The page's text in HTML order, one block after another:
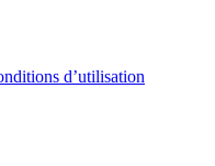
d’utilisation